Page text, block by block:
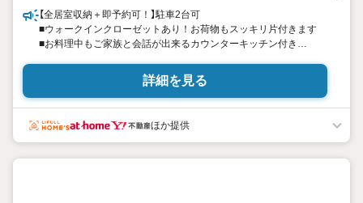
【全居室収納＋即予約可！】駐車2台可
■ウォークインクローゼットあり！お荷物もスッキリ片付きます
■お料理中もご家族と会話が出来るカウンターキッチン付き
・緑が多い落ち着いた環境で、新生活をスタートできます
能です
・1階に水回りが集中しており、生活動線も良好な住環境
・コンビニ、ドラッグストアまで徒歩10分圏内。日々のお買い物
詳細を見る
ほか提供